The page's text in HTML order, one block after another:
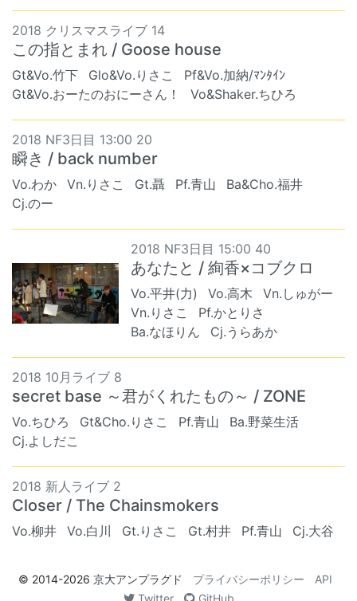
2018 クリスマスライブ 14
この指とまれ / Goose house
Gt&Vo.竹下 Glo&Vo.りさこ
Pf&Vo.加納/ﾏﾝﾀｲﾝ
Gt&Vo.おーたのおにーさん！
Vo&Shaker.ちひろ
2018 NF3日目 13:00 20
瞬き / back number
Vo.わか Vn.りさこ Gt.聶 Pf.青山
Ba&Cho.福井
Cj.のー
2018 NF3日目 15:00 40
あなたと / 絢香×コブクロ
Vo.平井(力) Vo.高木
Vn.しゅがー
Vn.りさこ
Pf.かとりさ
Ba.なほりん
Cj.うらあか
2018 10月ライブ 8
secret base ～君がくれたもの～ / ZONE
Vo.ちひろ Gt&Cho.りさこ Pf.青山
Ba.野菜生活
Cj.よしだこ
2018 新人ライブ 2
Closer / The Chainsmokers
Vo.柳井 Vo.白川 Gt.りさこ Gt.村井 Pf.青山 Cj.大谷
© 2014-2026 京大アンプラグド プライバシーポリシー
API
Twitter
GitHub